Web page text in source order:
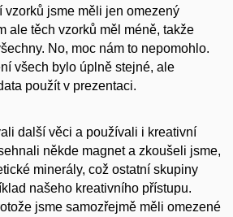
vzorků jsme měli jen omezený
ale těch vzorků měl méně, takže
No, moc nám to nepomohlo.
všech bylo úplně stejné, ale
použít v prezentaci.
další věci a používali i kreativní
někde magnet a zkoušeli jsme,
minerály, což ostatní skupiny
našeho kreativního přístupu.
jsme samozřejmě měli omezené